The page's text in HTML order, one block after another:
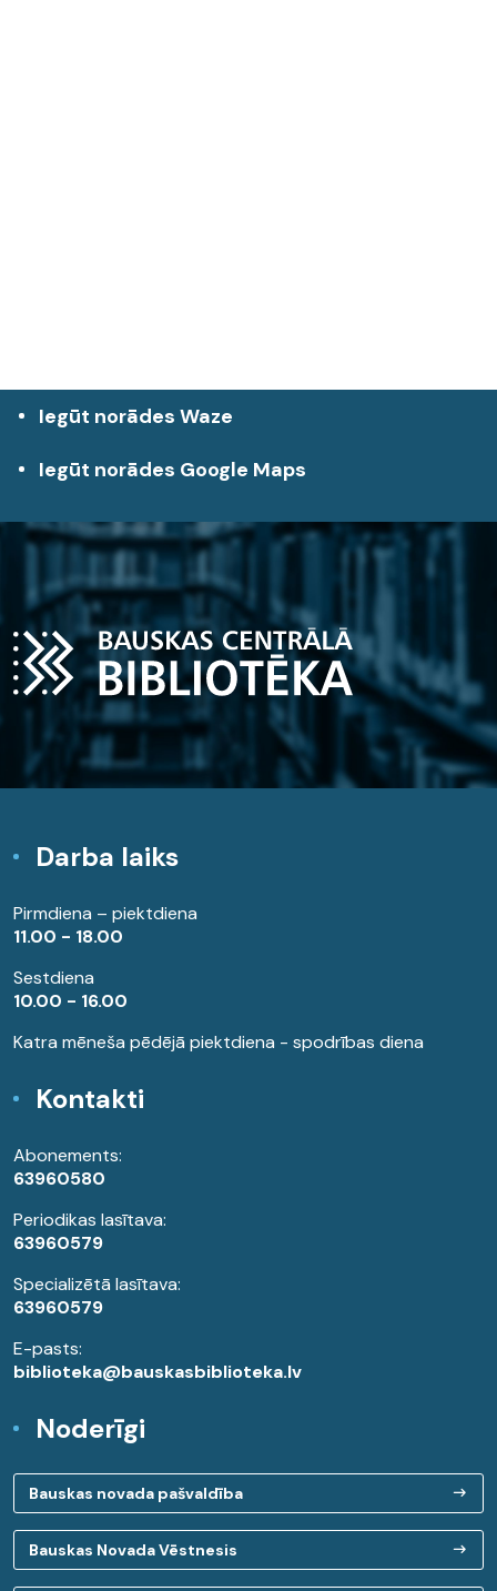
Iegūt norādes Waze
Iegūt norādes Google Maps
Darba laiks
Pirmdiena – piektdiena
11.00 - 18.00
Sestdiena
10.00 - 16.00
Katra mēneša pēdējā piektdiena - spodrības diena
Kontakti
Abonements:
63960580
Periodikas lasītava:
63960579
Specializētā lasītava:
63960579
E-pasts:
biblioteka@bauskasbiblioteka.lv
Noderīgi
Bauskas novada pašvaldība
Bauskas Novada Vēstnesis